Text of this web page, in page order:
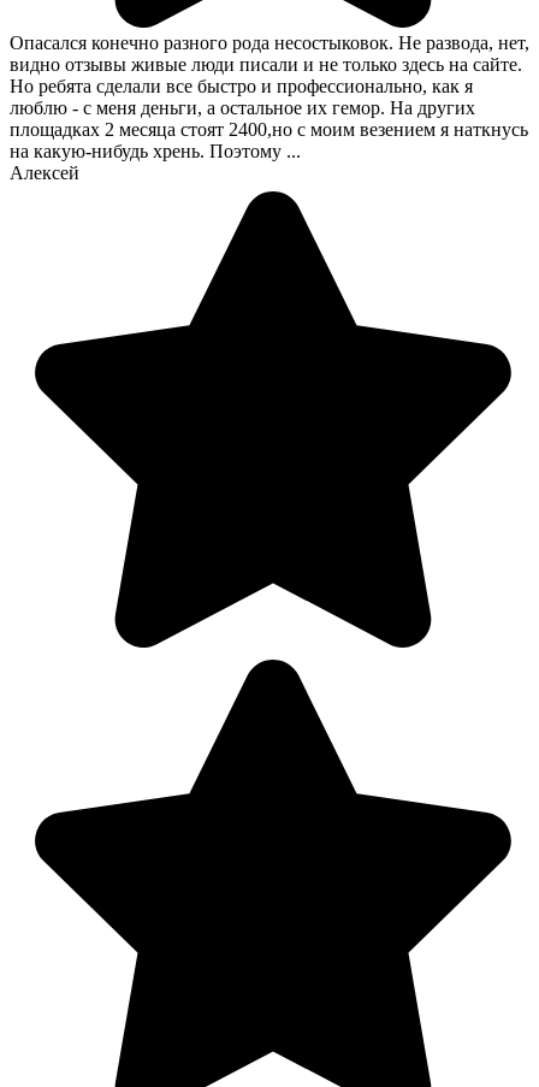
Опасался конечно разного рода несостыковок. Не развода, нет,
видно отзывы живые люди писали и не только здесь на сайте.
Но ребята сделали все быстро и профессионально, как я
люблю - с меня деньги, а остальное их гемор. На других
площадках 2 месяца стоят 2400,но с моим везением я наткнусь
на какую-нибудь хрень. Поэтому ...
Алексей